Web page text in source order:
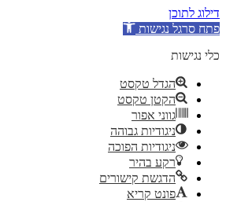
דילוג לתוכן
פתח סרגל נגישות
כלי נגישות
הגדל טקסט
הקטן טקסט
גווני אפור
ניגודיות גבוהה
ניגודיות הפוכה
רקע בהיר
הדגשת קישורים
פונט קריא